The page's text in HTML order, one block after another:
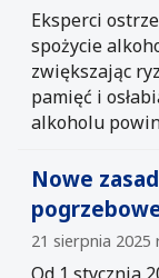
Eksperci
spożycie
zwiększając
pamięć i
alkoholu
Nowe
21 sierpnia